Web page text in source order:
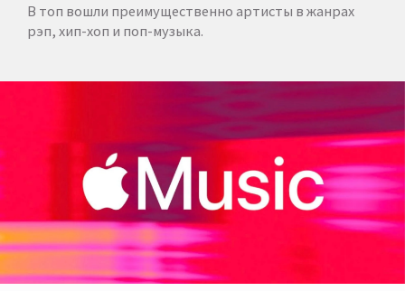
В топ вошли преимущественно артисты в жанрах
рэп, хип-хоп и поп-музыка.